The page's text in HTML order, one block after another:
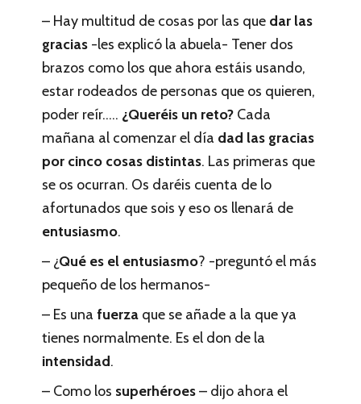
– Hay multitud de cosas por las que dar las
gracias -les explicó la abuela- Tener dos
brazos como los que ahora estáis usando,
estar rodeados de personas que os quieren,
poder reír….. ¿Queréis un reto? Cada
mañana al comenzar el día dad las gracias
por cinco cosas distintas. Las primeras que
se os ocurran. Os daréis cuenta de lo
afortunados que sois y eso os llenará de
entusiasmo.
– ¿Qué es el entusiasmo? -preguntó el más
pequeño de los hermanos-
– Es una fuerza que se añade a la que ya
tienes normalmente. Es el don de la
intensidad.
– Como los superhéroes– dijo ahora el